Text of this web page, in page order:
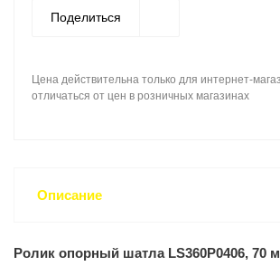
AquaBot LeisuWash LS360P0406 70мм
работы.
Оригинальные ролики опорные для
техническим требованиям.
LS360P0406 70мм, вы получаете
Поделиться
Цена действительна только для интернет-
отличаться от цен в розничных магазинах
Описание
Ролик опорный шатла LS360P0406, 70